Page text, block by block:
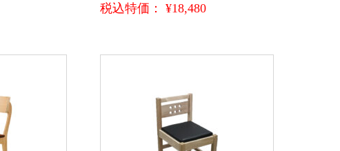
税込特価： ¥18,480